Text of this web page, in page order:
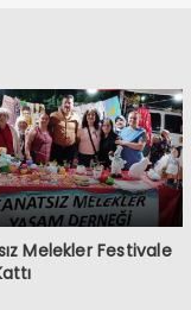
Melekler Festivale